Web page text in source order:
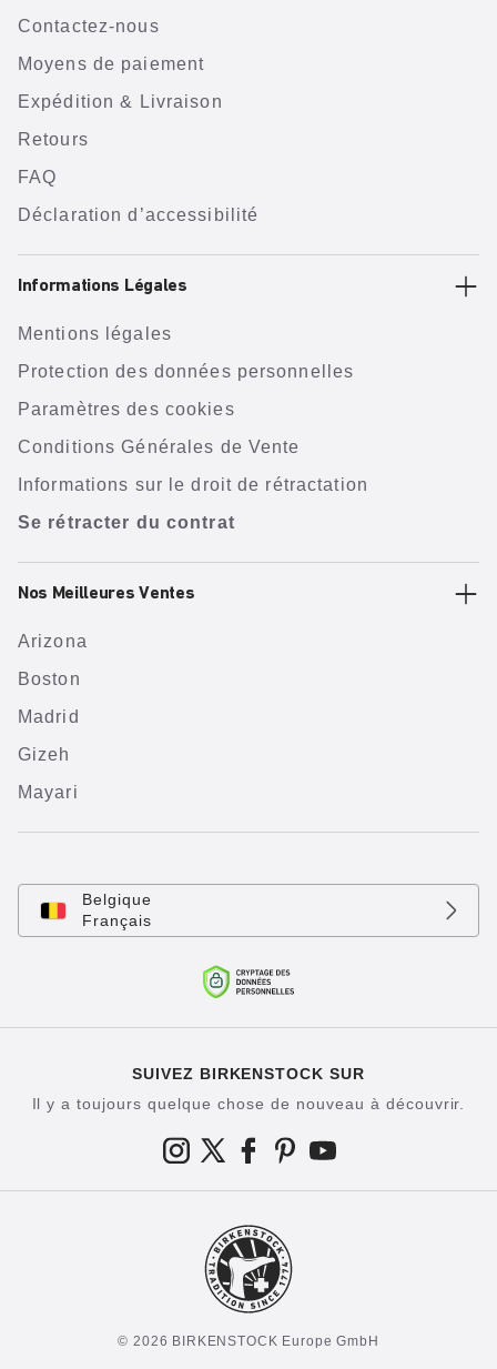
Contactez-nous
Moyens de paiement
Expédition & Livraison
Retours
FAQ
Déclaration d’accessibilité
Informations Légales
Mentions légales
Protection des données personnelles
Paramètres des cookies
Conditions Générales de Vente
Informations sur le droit de rétractation
Se rétracter du contrat
Nos Meilleures Ventes
Arizona
Boston
Madrid
Gizeh
Mayari
Belgique
Français
SUIVEZ BIRKENSTOCK SUR
Il y a toujours quelque chose de nouveau à découvrir.
© 2026 BIRKENSTOCK Europe GmbH